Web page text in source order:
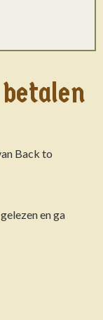
Back to
gelezen en ga